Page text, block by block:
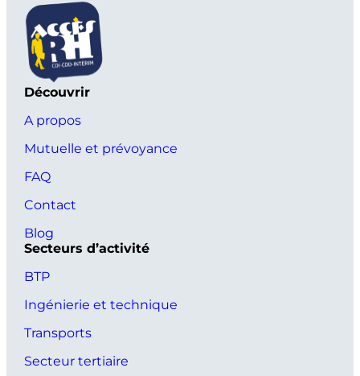
Découvrir
A propos
Mutuelle et prévoyance
FAQ
Contact
Blog
Secteurs d’activité
BTP
Ingénierie et technique
Transports
Secteur tertiaire